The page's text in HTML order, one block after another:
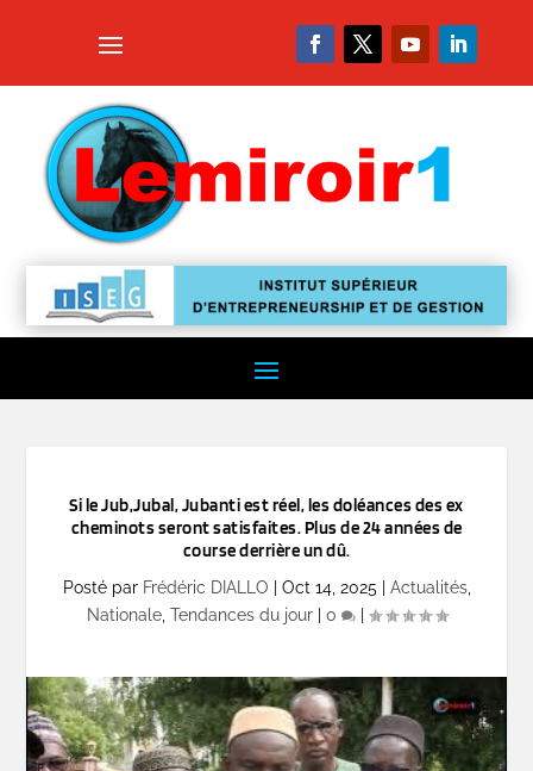
Si le Jub,Jubal, Jubanti est réel, les doléances des ex
cheminots seront satisfaites. Plus de 24 années de
course derrière un dû.
Posté par Frédéric DIALLO Oct 14, 2025 Actualités,
Nationale, Tendances du jour| 0 |